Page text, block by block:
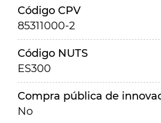
Código CPV
85311000-2
Código NUTS
ES300
Compra pública de
No